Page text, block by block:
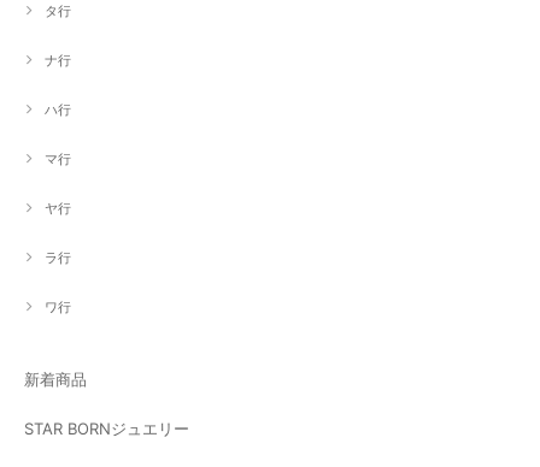
タ行
ナ行
ハ行
マ行
ヤ行
ラ行
ワ行
新着商品
STAR BORNジュエリー